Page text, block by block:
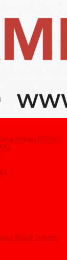
Amigo Hi-Tech
Wood System